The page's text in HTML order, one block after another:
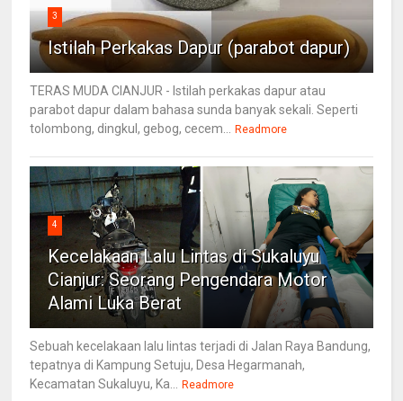
3
Istilah Perkakas Dapur (parabot dapur)
TERAS MUDA CIANJUR - Istilah perkakas dapur atau
parabot dapur dalam bahasa sunda banyak sekali. Seperti
tolombong, dingkul, gebog, cecem...
Readmore
4
Kecelakaan Lalu Lintas di Sukaluyu
Cianjur: Seorang Pengendara Motor
Alami Luka Berat
Sebuah kecelakaan lalu lintas terjadi di Jalan Raya Bandung,
tepatnya di Kampung Setuju, Desa Hegarmanah,
Kecamatan Sukaluyu, Ka...
Readmore